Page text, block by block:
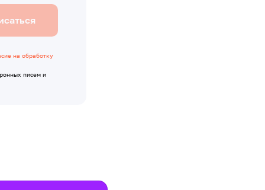
на обработку
писем и